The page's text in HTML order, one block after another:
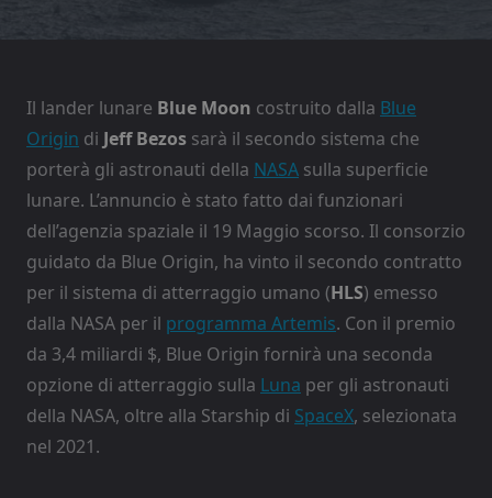
Il lander lunare Blue Moon costruito dalla Blue
Origin di Jeff Bezos sarà il secondo sistema che
porterà gli astronauti della NASA sulla superficie
lunare. L’annuncio è stato fatto dai funzionari
dell’agenzia spaziale il 19 Maggio scorso. Il consorzio
guidato da Blue Origin, ha vinto il secondo contratto
per il sistema di atterraggio umano (HLS) emesso
dalla NASA per il programma Artemis. Con il premio
da 3,4 miliardi $, Blue Origin fornirà una seconda
opzione di atterraggio sulla Luna per gli astronauti
della NASA, oltre alla Starship di SpaceX, selezionata
nel 2021.